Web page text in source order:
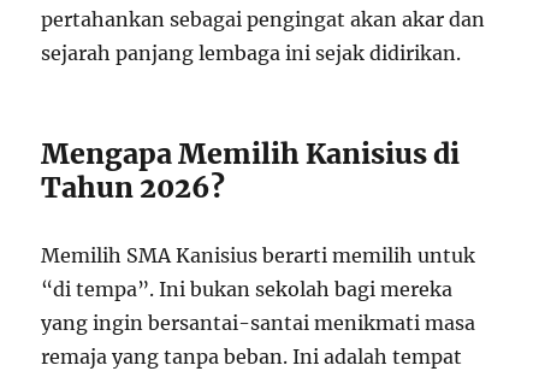
pertahankan sebagai pengingat akan akar dan
sejarah panjang lembaga ini sejak didirikan.
Mengapa Memilih Kanisius di
Tahun 2026?
Memilih SMA Kanisius berarti memilih untuk
“di tempa”. Ini bukan sekolah bagi mereka
yang ingin bersantai-santai menikmati masa
remaja yang tanpa beban. Ini adalah tempat